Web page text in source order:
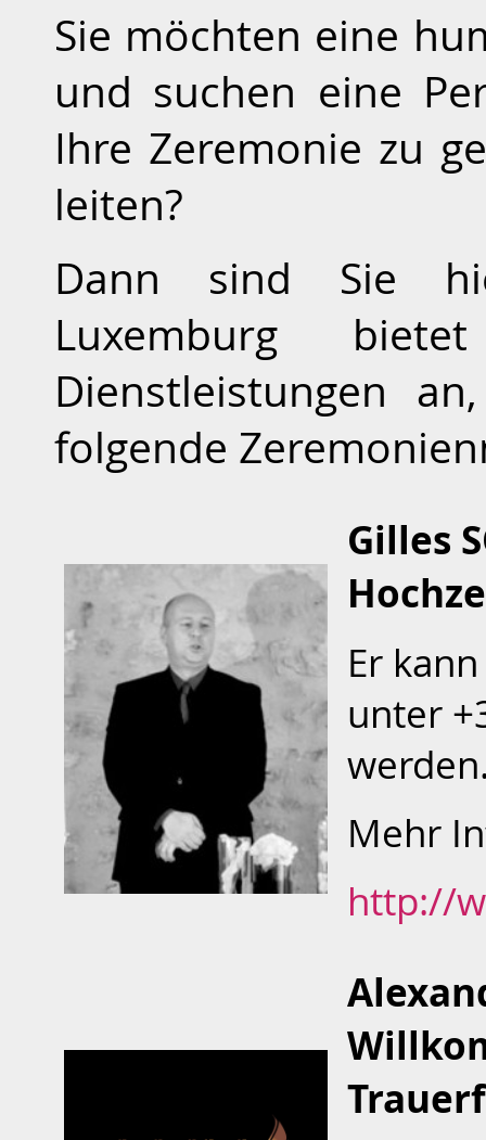
Sie möchten eine
und suchen eine
Ihre Zeremonie zu
leiten?
Dann sind Sie
Luxemburg
Dienstleistungen
folgende
Gilles
Er kann
unter
Mehr
http://